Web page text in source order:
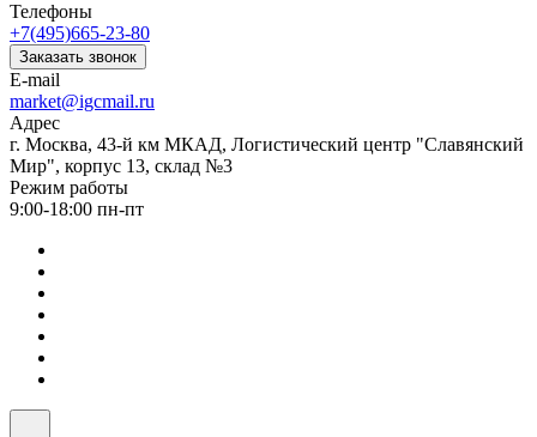
Телефоны
+7(495)665-23-80
Заказать звонок
E-mail
market@igcmail.ru
Адрес
г. Москва, 43-й км МКАД, Логистический центр "Славянский
Мир", корпус 13, склад №3
Режим работы
9:00-18:00 пн-пт